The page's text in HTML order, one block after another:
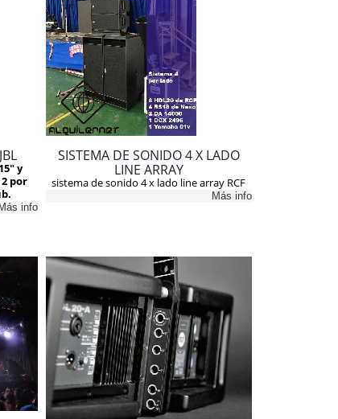
y
por
Más info
SISTEMA DE SONIDO 4 X LADO
LINE ARRAY
sistema de sonido 4 x lado line array RCF
Más info